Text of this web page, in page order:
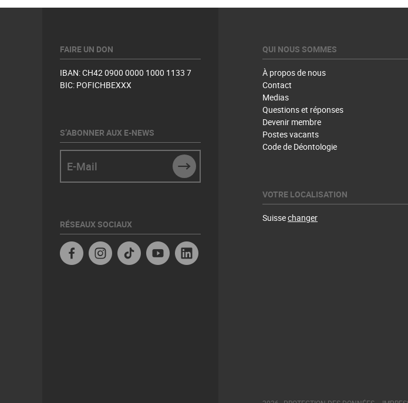
FAIRE UN DON
IBAN: CH42 0900 0000 1000 1133 7
BIC: POFICHBEXXX
S’ABONNER AUX E-NEWS
SUBMIT
RÉSEAUX SOCIAUX
FacebookInstagramTikTok YouTube
QUI NOUS SOMMES
À propos de nous
Contact
Medias
Questions et réponses
Devenir membre
Postes vacants
Code de Déontologie
VOTRE LOCALISATION
Suissechanger